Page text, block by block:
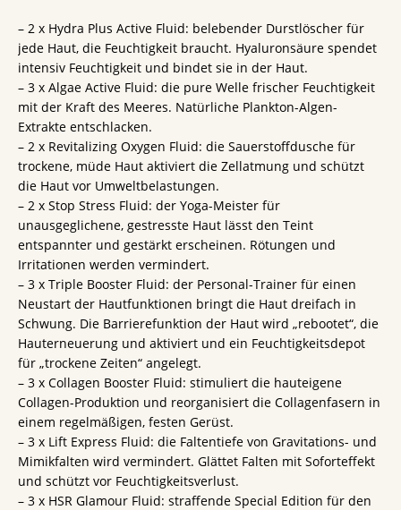
– 2 x Hydra Plus Active Fluid: belebender Durstlöscher für
jede Haut, die Feuchtigkeit braucht. Hyaluronsäure spendet
intensiv Feuchtigkeit und bindet sie in der Haut.
– 3 x Algae Active Fluid: die pure Welle frischer Feuchtigkeit
mit der Kraft des Meeres. Natürliche Plankton-Algen-
Extrakte entschlacken.
– 2 x Revitalizing Oxygen Fluid: die Sauerstoffdusche für
trockene, müde Haut aktiviert die Zellatmung und schützt
die Haut vor Umweltbelastungen.
– 2 x Stop Stress Fluid: der Yoga-Meister für
unausgeglichene, gestresste Haut lässt den Teint
entspannter und gestärkt erscheinen. Rötungen und
Irritationen werden vermindert.
– 3 x Triple Booster Fluid: der Personal-Trainer für einen
Neustart der Hautfunktionen bringt die Haut dreifach in
Schwung. Die Barrierefunktion der Haut wird „rebootet“, die
Hauterneuerung und aktiviert und ein Feuchtigkeitsdepot
für „trockene Zeiten“ angelegt.
– 3 x Collagen Booster Fluid: stimuliert die hauteigene
Collagen-Produktion und reorganisiert die Collagenfasern in
einem regelmäßigen, festen Gerüst.
– 3 x Lift Express Fluid: die Faltentiefe von Gravitations- und
Mimikfalten wird vermindert. Glättet Falten mit Soforteffekt
und schützt vor Feuchtigkeitsverlust.
– 3 x HSR Glamour Fluid: straffende Special Edition für den